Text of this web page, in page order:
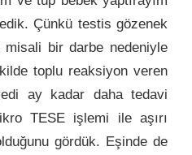
Çünkü testis gözenek
bir darbe nedeniyle
toplu reaksiyon veren
ay kadar daha tedavi
TESE işlemi ile aşırı
gördük. Eşinde de